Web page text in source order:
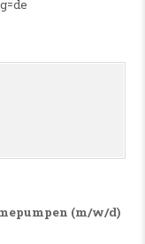
(m/w/d)